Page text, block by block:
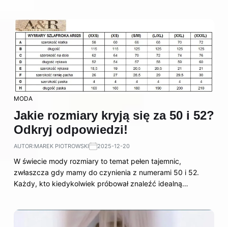
MODA
Jakie rozmiary kryją się za 50 i 52?
Odkryj odpowiedzi!
AUTOR:MAREK PIOTROWSKI 2025-12-20
W świecie mody rozmiary to temat pełen tajemnic,
zwłaszcza gdy mamy do czynienia z numerami 50 i 52.
Każdy, kto kiedykolwiek próbował znaleźć idealną…